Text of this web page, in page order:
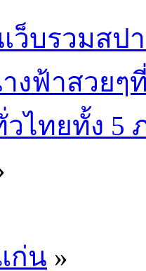
นเว็บรวม
งฟ้าสวย
ไทยทั้ง 5
ก่น »